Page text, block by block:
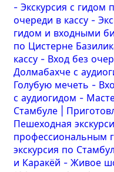
- Экскурсия с гидом
очереди в кассу -
гидом и входными
по Цистерне
кассу - Вход без
Долмабахче с
Голубую мечеть -
с аудиогидом -
Стамбуле |
Пешеходная
профессиональным
экскурсия по
и Каракёй - Живое